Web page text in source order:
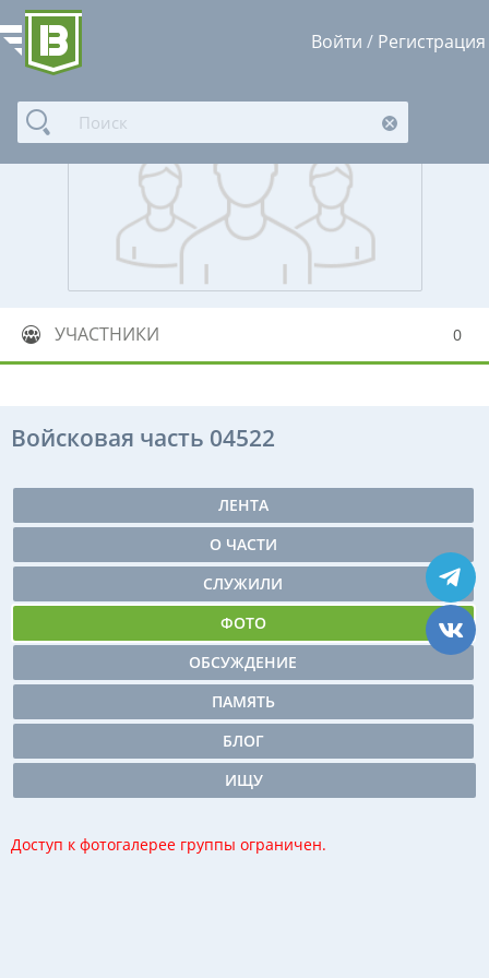
Войти / Регистрация
УЧАСТНИКИ 0
Войсковая часть 04522
ЛЕНТА
О ЧАСТИ
СЛУЖИЛИ
ФОТО
ОБСУЖДЕНИЕ
ПАМЯТЬ
БЛОГ
ИЩУ
Доступ к фотогалерее группы ограничен.